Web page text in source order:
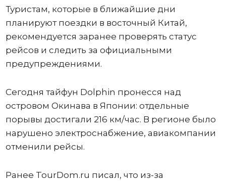
Туристам, которые в ближайшие дни
планируют поездки в восточный Китай,
рекомендуется заранее проверять статус
рейсов и следить за официальными
предупреждениями.
Сегодня тайфун Dolphin пронесся над
островом Окинава в Японии: отдельные
порывы достигали 216 км/час. В регионе было
нарушено электроснабжение, авиакомпании
отменили рейсы.
Ранее TourDom.ru писал, что из-за